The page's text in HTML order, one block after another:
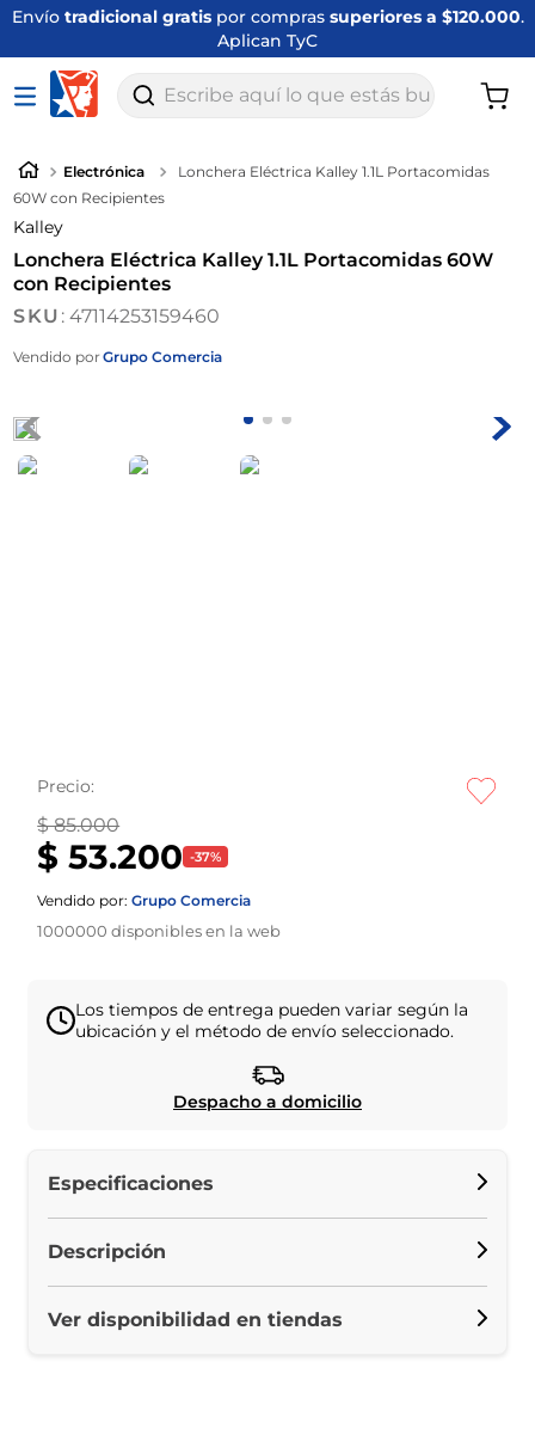
Envío tradicional gratispor compras superiores a $120.000.
Aplican TyC
Escribe aquí lo que estás buscando
Electrónica
Lonchera Eléctrica Kalley 1.1L Portacomidas
60W con Recipientes
Kalley
Lonchera Eléctrica Kalley 1.1L Portacomidas 60W
con Recipientes
:47114253159460
Vendido porGrupo Comercia
Precio:
$ 85.000
$ 53.200 -37%
Vendido por: Grupo Comercia
1000000 disponibles en la web
Los tiempos de entrega pueden variar según la
ubicación y el método de envío seleccionado.
Despacho a domicilio
Especificaciones
Descripción
Ver disponibilidad en tiendas